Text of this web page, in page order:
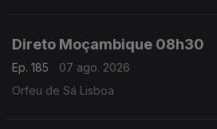
Direto Moçambique 08h30
Ep. 185
07 ago. 2026
Orfeu de Sá Lisboa